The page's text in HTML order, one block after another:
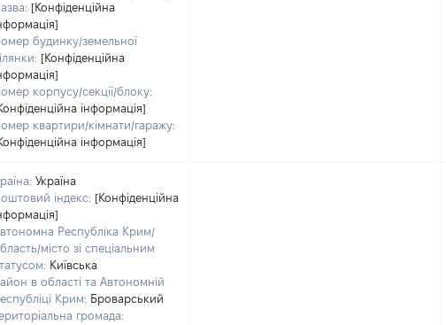
[Конфіденційна
будинку/земельної
[Конфіденційна
корпусу/секції/блоку:
інформація]
квартири/кімнати/гаражу:
інформація]
Україна
індекс: [Конфіденційна
Республіка Крим/
місто зі спеціальним
Київська
в області та Автономній
Крим: Броварський
громада: